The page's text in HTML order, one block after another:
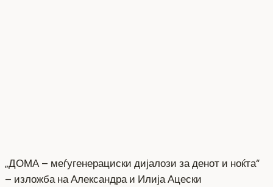
„ДОМА – меѓугенерациски дијалози за денот и ноќта“
– изложба на Александра и Илија Ацески